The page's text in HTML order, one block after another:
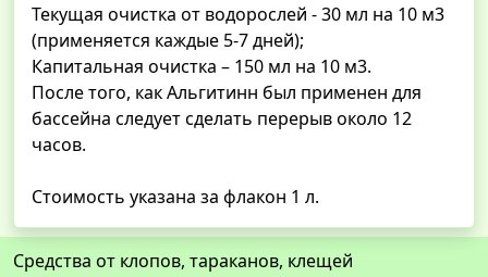
Текущая очистка от водорослей - 30 мл на 10 м3
(применяется каждые 5-7 дней);
Капитальная очистка – 150 мл на 10 м3.
После того, как Альгитинн был применен для
бассейна следует сделать перерыв около 12
часов.
Стоимость указана за флакон 1 л.
Средства от клопов, тараканов, клещей